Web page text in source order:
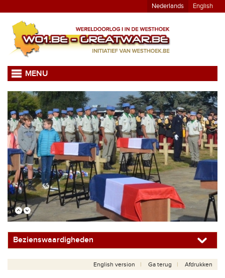
Nederlands English
MENU
Bezienswaardigheden
English version Ga terug Afdrukken